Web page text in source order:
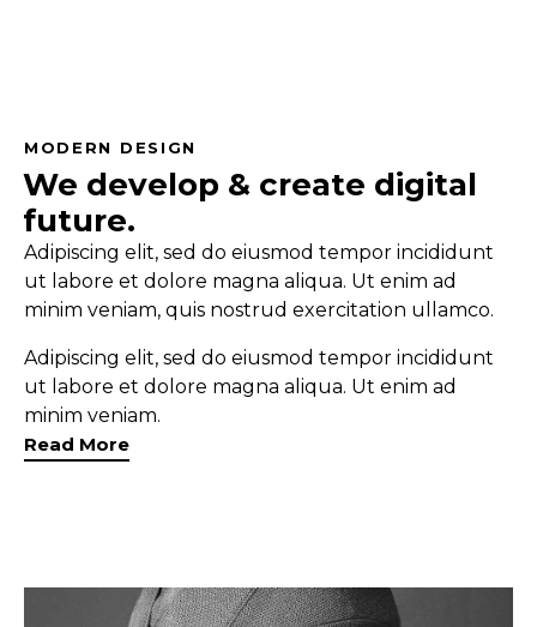
MODERN DESIGN
We develop & create digital
future.
Adipiscing elit, sed do eiusmod tempor incididunt
ut labore et dolore magna aliqua. Ut enim ad
minim veniam, quis nostrud exercitation ullamco.
Adipiscing elit, sed do eiusmod tempor incididunt
ut labore et dolore magna aliqua. Ut enim ad
minim veniam.
Read More